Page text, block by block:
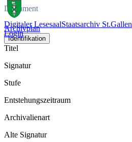
Digitaler LesesaalStaatsarchiv St.Gallen
Login
Dokument
Archivplan
Identifikation
Titel
Signatur
Stufe
Entstehungszeitraum
Archivalienart
Alte Signatur